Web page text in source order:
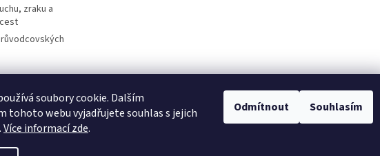
soubory cookie. Dalším
tohoto webu vyjadřujete souhlas s jejich
Více informací zde.
Odmítnout Souhlasím
zraku a
Meder.de Imtradex.de Citytourguide.at Peltor.com